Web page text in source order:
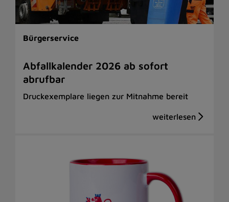
Bürgerservice
Abfallkalender 2026 ab sofort
abrufbar
Druckexemplare liegen zur Mitnahme bereit